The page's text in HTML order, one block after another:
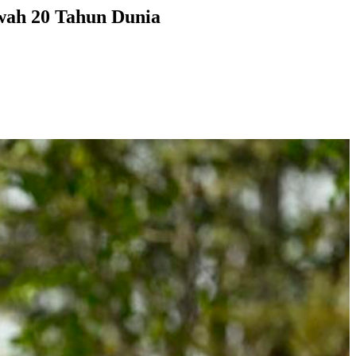
20 Tahun Dunia